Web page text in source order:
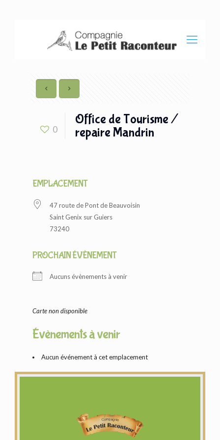
0
Office de Tourisme /
repaire Mandrin
EMPLACEMENT
47 route de Pont de Beauvoisin
Saint Genix sur Guiers
73240
PROCHAIN ÉVÈNEMENT
Aucuns évènements à venir
Carte non disponible
Évènements à venir
Aucun événement à cet emplacement